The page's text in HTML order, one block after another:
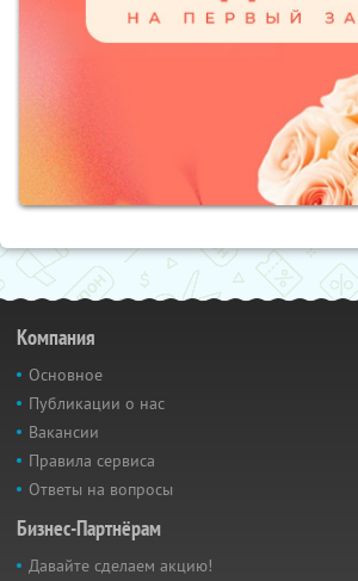
Компания
Основное
Публикации о нас
Вакансии
Правила сервиса
Ответы на вопросы
Бизнес-Партнёрам
Давайте сделаем акцию!